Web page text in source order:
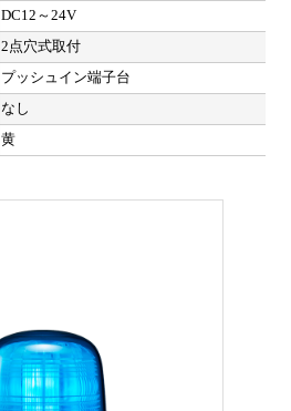
DC12～24V
2点穴式取付
プッシュイン端子台
なし
黄